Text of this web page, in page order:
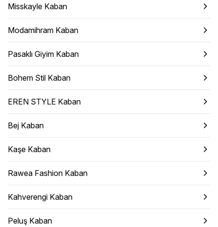
Misskayle Kaban
Modamihram Kaban
Pasaklı Giyim Kaban
Bohem Stil Kaban
EREN STYLE Kaban
Bej Kaban
Kaşe Kaban
Rawea Fashion Kaban
Kahverengi Kaban
Peluş Kaban